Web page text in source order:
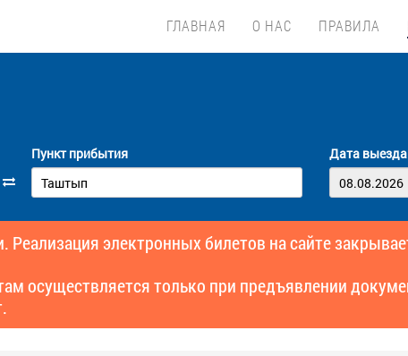
ГЛАВНАЯ О НАС ПРАВИЛА
Пункт прибытия Дата выезда
электронных билетов на сайте
осуществляется только при предъявлении